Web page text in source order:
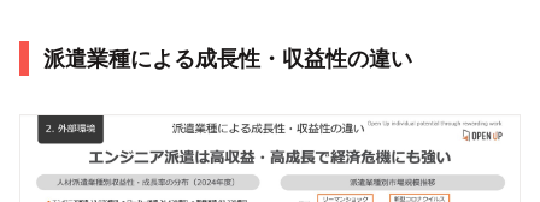
派遣業種による成長性・収益性の違い